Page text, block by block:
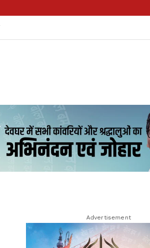
Advertisement